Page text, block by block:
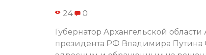
24 0
Губернатор Архангельской
президента РФ Владимира Путина